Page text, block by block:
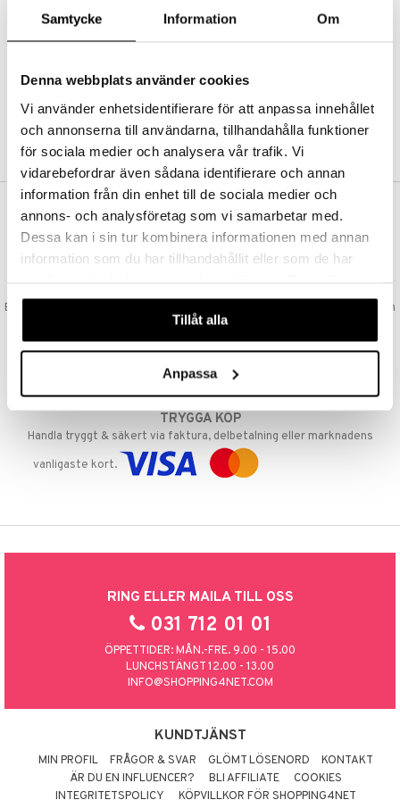
Samtycke Information Om
Denna webbplats använder cookies
Vi använder enhetsidentifierare för att anpassa innehållet
och annonserna till användarna, tillhandahålla funktioner
för sociala medier och analysera vår trafik. Vi
vidarebefordrar även sådana identifierare och annan
information från din enhet till de sociala medier och
annons- och analysföretag som vi samarbetar med.
Dessa kan i sin tur kombinera informationen med annan
information som du har tillhandahållit eller som de har
våra cookies vid fortsatt användande av vår webbplats.
Tillåt alla
Anpassa
Abonnemang
Bevaka produkter
Recensera produkter
SKAPA KUND
VAD KOSTAR FRAKTEN?
Vi erbjuder fri frakt från 350 kr. Vår gräns för fraktfri leverans bestäms
utifån vilken avdelning du handlar från. Läs mer här »
Beställningar lagda före 14:00 (gäller varor i lager) skickas normalt ut från
oss samma dag.
GODKÄND AV LÄKEMEDELSVERKET
EU-logotypen är symbolen som visar att vi är godkända av
TRYGGA KÖP
Handla tryggt & säkert via faktura, delbetalning eller marknadens
vanligaste kort.
RING ELLER MAILA TILL OSS
031 712 01 01
ÖPPETTIDER: MÅN.-FRE. 9.00 - 15.00
LUNCHSTÄNGT 12.00 - 13.00
INFO@SHOPPING4NET.COM
KUNDTJÄNST
MIN PROFIL FRÅGOR & SVAR GLÖMT LÖSENORD
KONTAKT
ÄR DU EN INFLUENCER?
BLI AFFILIATE
COOKIES
INTEGRITETSPOLICY
KÖPVILLKOR FÖR SHOPPING4NET